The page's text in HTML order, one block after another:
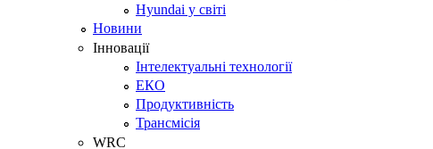
Hyundai у світі
Новини
Інновації
Інтелектуальні технології
ЕКО
Продуктивність
Трансмісія
WRC